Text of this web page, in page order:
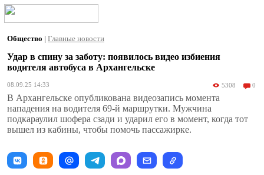
Общество | Главные новости
Удар в спину за заботу: появилось видео избиения
водителя автобуса в Архангельске
08.09.25 14:33 5308 0
В Архангельске опубликована видеозапись момента
нападения на водителя 69-й маршрутки. Мужчина
подкараулил шофера сзади и ударил его в момент, когда тот
вышел из кабины, чтобы помочь пассажирке.